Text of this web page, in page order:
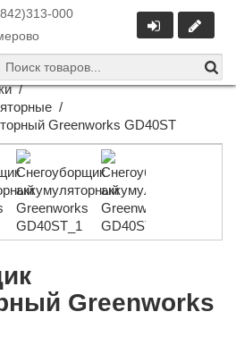
000
/
/
Greenworks GD40ST
Greenworks